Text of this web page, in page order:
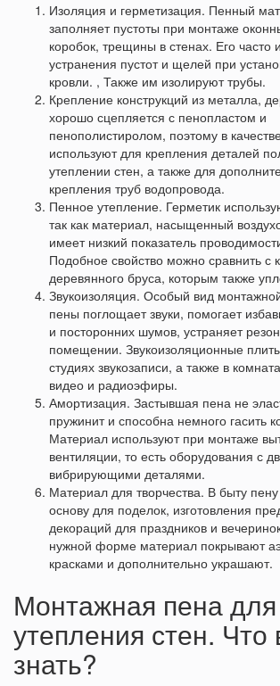
Изоляция и герметизация. Пенный
заполняет пустоты при монтаже
коробок, трещины в стенах. Его часто
устранения пустот и щелей при
кровли. , Также им изолируют трубы.
Крепление конструкций из металла,
хорошо сцепляется с пенопластом и
пенополистиролом, поэтому в
используют для крепления деталей
утеплении стен, а также для
крепления труб водопровода.
Пенное утепление. Герметик
так как материал, насыщенный
имеет низкий показатель
Подобное свойство можно сравнить с
деревянного бруса, которым также
Звукоизоляция. Особый вид
пены поглощает звуки, помогает
и посторонних шумов, устраняет
помещении. Звукоизоляционные
студиях звукозаписи, а также в
видео и радиоэфиры.
Амортизация. Застывшая пена не
пружинит и способна немного гасить
Материал используют при монтаже
вентиляции, то есть оборудования с
вибрирующими деталями.
Материал для творчества. В быту
основу для поделок, изготовления
декораций для праздников и
нужной форме материал покрывают
красками и дополнительно украшают.
Монтажная пена для
утепления стен. Что
знать?